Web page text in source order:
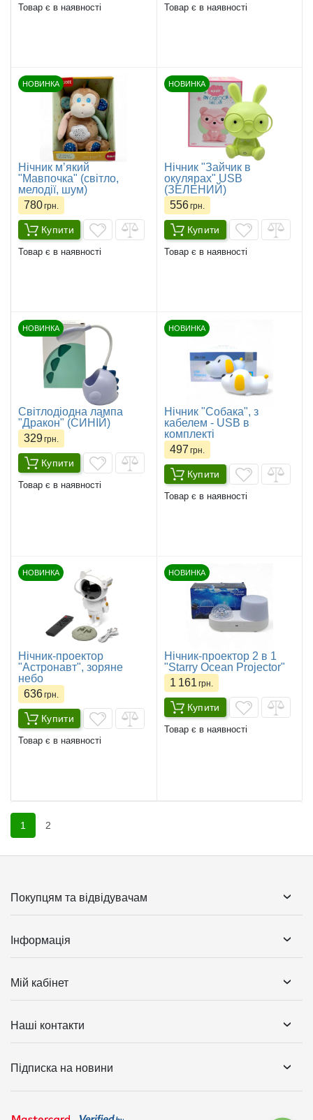
Товар є в наявності Товар є в наявності
НОВИНКА
Нічник мʼякий
"Мавпочка" (світло,
мелодії, шум)
780грн.
Купити
Товар є в наявності
НОВИНКА
Нічник "Зайчик в
окулярах" USB
(ЗЕЛЕНИЙ)
556грн.
Купити
Товар є в наявності
НОВИНКА
Світлодіодна лампа
"Дракон" (СИНІЙ)
329грн.
Купити
Товар є в наявності
НОВИНКА
Нічник "Собака", з
кабелем - USB в
комплекті
497 грн.
Купити
Товар є в наявності
НОВИНКА
Нічник-проектор
"Астронавт", зоряне
небо
636грн.
Купити
Товар є в наявності
НОВИНКА
Нічник-проектор 2 в 1
"Starry Ocean Projector"
1 161грн.
Купити
Товар є в наявності
1 2
Покупцям та відвідувачам
Інформація
Мій кабінет
Наші контакти
Підписка на новини